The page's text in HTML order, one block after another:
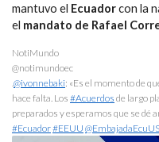
mantuvo el Ecuadorcon la
el mandato de Rafael
NotiMundo
@notimundoec
@ivonnebaki: «Es el momento de
hace falta. Los #Acuerdos de largo
preparados y esperamos que se dé
#Ecuador#EEUU